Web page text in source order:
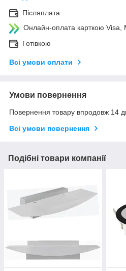
Післяплата
Онлайн-оплата карткою Visa,
Готівкою
Всі умови оплати
Умови повернення
Повернення товару впродовж 14
Всі умови повернення
Подібні товари компанії